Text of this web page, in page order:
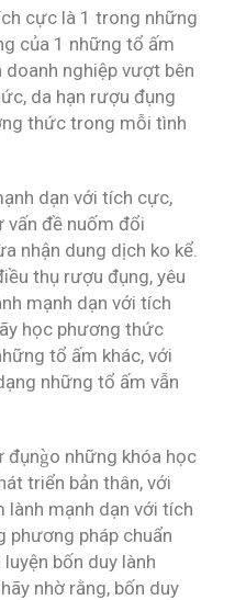
cực là 1 trong những
của 1 những tổ ấm
doanh nghiệp vượt bên
da hạn rượu đụng
thức trong mỗi tình
dạn với tích cực,
vấn đề nuốm đổi
nhận dung dịch ko kể.
thụ rượu đụng, yêu
mạnh dạn với tích
học phương thức
tổ ấm khác, với
những tổ ấm vẫn
những khóa học
triển bản thân, với
lành mạnh dạn với tích
phương pháp chuẩn
bốn duy lành
nhờ rằng, bốn duy